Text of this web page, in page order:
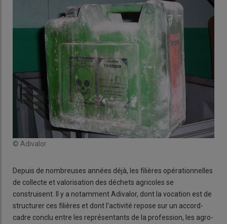
© Adivalor
Depuis de nombreuses années déjà, les filières opérationnelles
de collecte et valorisation des déchets agricoles se
construisent. Il y a notamment Adivalor, dont la vocation est de
structurer ces filières et dont l'activité repose sur un accord-
cadre conclu entre les représentants de la profession, les agro-